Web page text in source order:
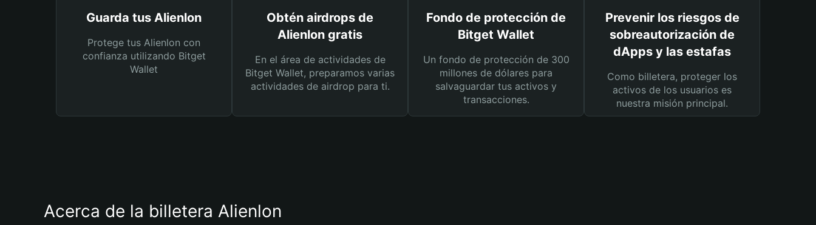
Guarda tus Alienlon
Protege tus Alienlon con
confianza utilizando Bitget
Wallet
Obtén airdrops de
Alienlon gratis
En el área de actividades de
Bitget Wallet, preparamos varias
actividades de airdrop para ti.
Fondo de protección de
Bitget Wallet
Un fondo de protección de 300
millones de dólares para
salvaguardar tus activos y
transacciones.
Prevenir los riesgos de
sobreautorización de
dApps y las estafas
Como billetera, proteger los
activos de los usuarios es
nuestra misión principal.
Acerca de la billetera Alienlon